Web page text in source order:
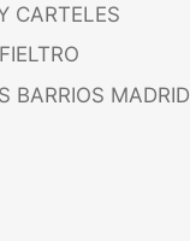
CARTELES
BARRIOS MADRID